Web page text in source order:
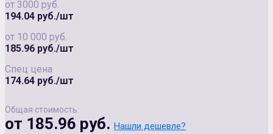
от 3000 руб.
194.04 руб./шт
от 10 000 руб.
185.96 руб./шт
Спец цена
174.64 руб./шт
Общая стоимость:
от 185.96 руб. Нашли дешевле?